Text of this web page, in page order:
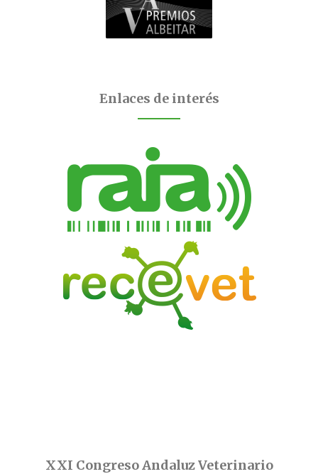
Enlaces de interés
XXI Congreso Andaluz Veterinario